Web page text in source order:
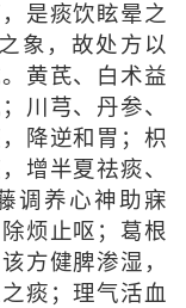
是痰饮眩晕之
象，故处方以
黄芪、白术益
川芎、丹参、
降逆和胃；枳
增半夏祛痰、
调养心神助寐
烦止呕；葛根
方健脾渗湿，
痰；理气活血